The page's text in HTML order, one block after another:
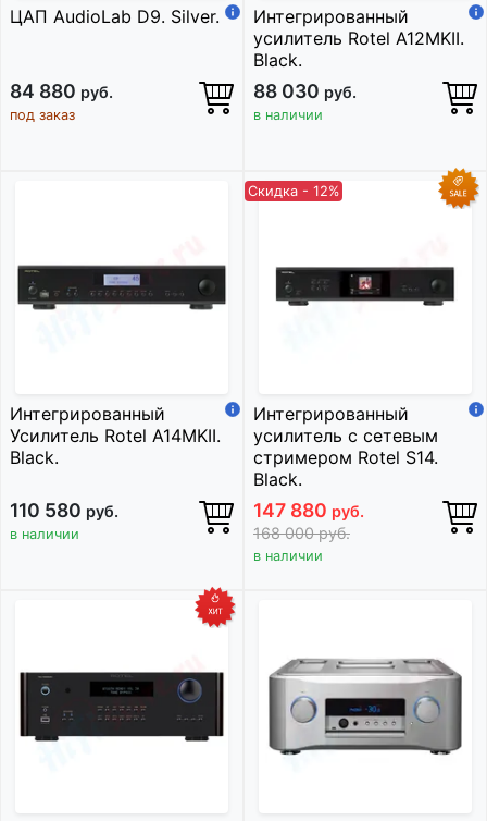
ЦАП AudioLab D9. Silver.
84 880 руб.
под заказ
Интегрированный
усилитель Rotel A12MKII.
Black.
88 030 руб.
в наличии
Интегрированный
Усилитель Rotel A14MKII.
Black.
110 580 руб.
в наличии
Скидка - 12%
Интегрированный
усилитель с сетевым
стримером Rotel S14.
Black.
147 880 руб.
168 000руб.
в наличии